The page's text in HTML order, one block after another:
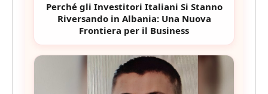
Perché gli Investitori Italiani Si Stanno
Riversando in Albania: Una Nuova
Frontiera per il Business